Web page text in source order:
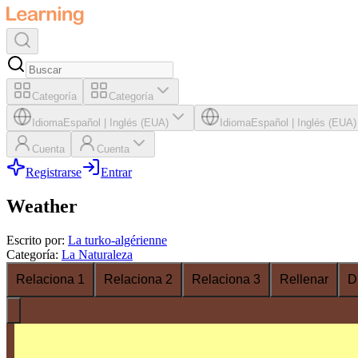
Categoría Categoría
IdiomaEspañol Inglés (EUA) IdiomaEspañol Inglés (EUA)
Cuenta Cuenta
Registrarse Entrar
Weather
Escrito por: La turko-algérienne
Categoría: La Naturaleza
Relaciona 1
Relaciona 2 Relaciona 3 Rellenar